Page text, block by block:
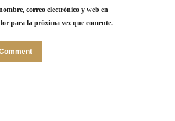
correo electrónico y web en
para la próxima vez que comente.